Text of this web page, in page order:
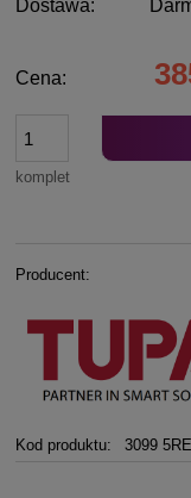
Dostawa:
Cena nie zawiera
Cena:
komplet
Producent:
Kod produktu: 3099